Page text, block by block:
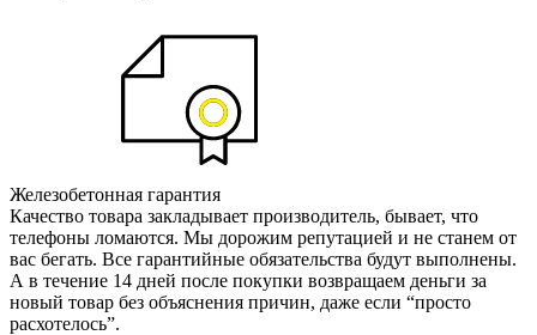
Железобетонная гарантия
Качество товара закладывает производитель, бывает, что
телефоны ломаются. Мы дорожим репутацией и не станем от
вас бегать. Все гарантийные обязательства будут выполнены.
А в течение 14 дней после покупки возвращаем деньги за
новый товар без объяснения причин, даже если “просто
расхотелось”.